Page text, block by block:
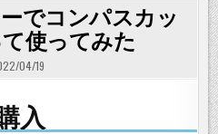
でコンパスカッ
使ってみた
04/19
入